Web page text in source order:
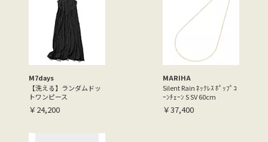
M7days
【洗える】ランダムドッ
トワンピース
￥24,200
MARIHA
Silent Rain ﾈｯｸﾚｽ ﾎﾟｯﾌﾟｺ
ｰﾝﾁｪｰﾝ S SV 60cm
￥37,400